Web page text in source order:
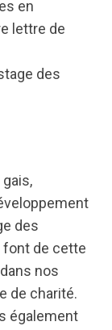
en
lettre de
des
des
font de cette
nos
de charité.
également